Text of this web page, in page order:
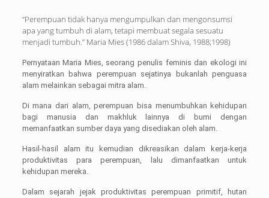
“Perempuan tidak hanya mengumpulkan dan mengonsumsi
apa yang tumbuh di alam, tetapi membuat segala sesuatu
menjadi tumbuh.” Maria Mies (1986 dalam Shiva, 1988;1998)
Pernyataan Maria Mies, seorang penulis feminis dan ekologi ini
menyiratkan bahwa perempuan sejatinya bukanlah penguasa
alam melainkan sebagai mitra alam.
Di mana dari alam, perempuan bisa menumbuhkan kehidupan
bagi manusia dan makhluk lainnya di bumi dengan
memanfaatkan sumber daya yang disediakan oleh alam.
Hasil-hasil alam itu kemudian dikreasikan dalam kerja-kerja
produktivitas para perempuan, lalu dimanfaatkan untuk
kehidupan mereka.
Dalam sejarah jejak produktivitas perempuan primitif, hutan